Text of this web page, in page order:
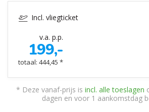
Incl. vliegticket
v.a. p.p.
199,-
totaal: 444,45 *
* Deze vanaf-prijs is incl. alle toeslagen
dagen en voor 1 aankomstdag